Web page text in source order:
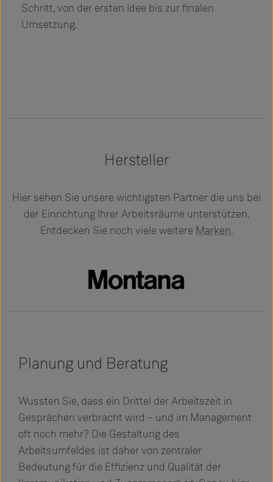
Schritt, von der ersten Idee bis zur finalen
Umsetzung.
Hersteller
Hier sehen Sie unsere wichtigsten Partner die uns bei
der Einrichtung Ihrer Arbeitsräume unterstützen.
Entdecken Sie noch viele weitere Marken.
Planung und Beratung
Wussten Sie, dass ein Drittel der Arbeitszeit in
Gesprächen verbracht wird – und im Management
oft noch mehr? Die Gestaltung des
Arbeitsumfeldes ist daher von zentraler
Bedeutung für die Effizienz und Qualität der